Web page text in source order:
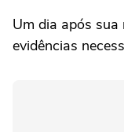
Um dia após
evidências